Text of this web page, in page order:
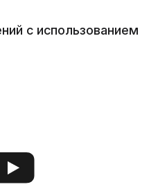
с использованием